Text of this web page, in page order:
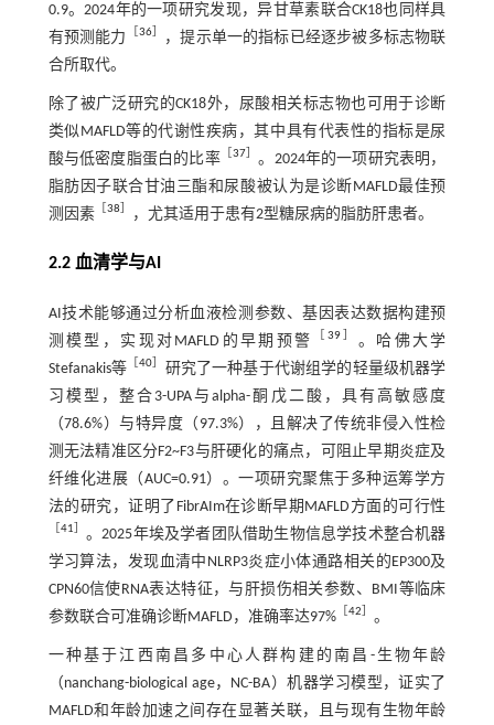
0.9。2024年的一项研究发现，异甘草素联合CK18也同样具
有预测能力
［36］
，提示单一的指标已经逐步被多标志物联
合所取代。
除了被广泛研究的CK18外，尿酸相关标志物也可用于诊断
类似MAFLD等的代谢性疾病，其中具有代表性的指标是尿
酸与低密度脂蛋白的比率［37］ 。2024年的一项研究表明，
脂肪因子联合甘油三酯和尿酸被认为是诊断MAFLD最佳预
测因素［38］ ，尤其适用于患有2型糖尿病的脂肪肝患者。
2.2 血清学与AI
AI技术能够通过分析血液检测参数、基因表达数据构建预
测模型，实现对MAFLD的早期预警
［39］ 。哈佛大学
Stefanakis等［40］ 研究了一种基于代谢组学的轻量级机器学
习模型，整合3-UPA与alpha-酮戊二酸，具有高敏感度
（78.6%）与特异度（97.3%），且解决了传统非侵入性检
测无法精准区分F2~F3与肝硬化的痛点，可阻止早期炎症及
纤维化进展（AUC=0.91）。一项研究聚焦于多种运筹学方
法的研究，证明了FibrAIm在诊断早期MAFLD方面的可行性
［41］ 。2025年埃及学者团队借助生物信息学技术整合机器
学习算法，发现血清中NLRP3炎症小体通路相关的EP300及
CPN60信使RNA表达特征，与肝损伤相关参数、BMI等临床
参数联合可准确诊断MAFLD，准确率达97% ［42］ 。
一种基于江西南昌多中心人群构建的南昌-生物年龄
（nanchang-biological age，NC-BA）机器学习模型，证实了
MAFLD和年龄加速之间存在显著关联，且与现有生物年龄